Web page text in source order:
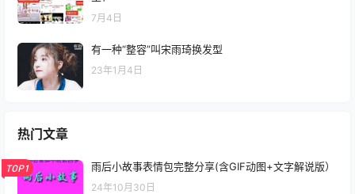
7月4日
有一种“整容”叫宋雨琦换发型
23年1月4日
热门文章
TOP1 雨后小故事表情包完整分享(含GIF动图+文字解说版）
24年10月30日